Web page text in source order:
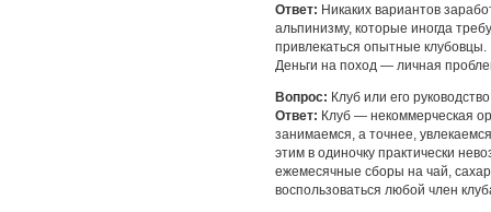
Ответ: Никаких вариантов
альпинизму, которые иногда
привлекаться опытные клубовцы.
Деньги на поход — личная
Вопрос: Клуб или его
Ответ: Клуб — некоммерческая
занимаемся, а точнее,
этим в одиночку практически
ежемесячные сборы на чай,
воспользоваться любой член